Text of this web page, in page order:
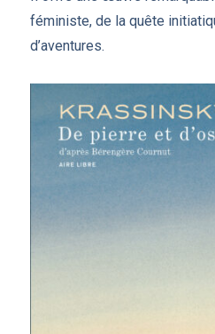
féministe, de la quête
d’aventures.